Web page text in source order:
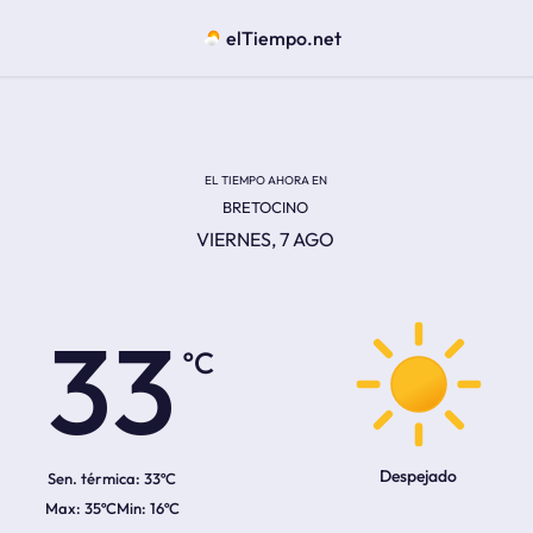
elTiempo.net
EL TIEMPO AHORA EN
BRETOCINO
VIERNES, 7 AGO
33
Sen. térmica: 33ºC
35ºC 16ºC
Despejado